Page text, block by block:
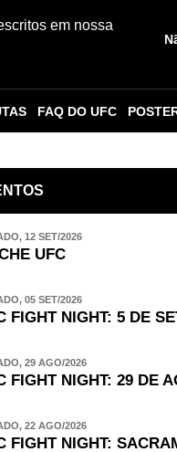
em nossa
FAQ DO UFC
12 SET/2026
UFC
05 SET/2026
FIGHT NIGHT: 5 DE
29 AGO/2026
FIGHT NIGHT: 29 DE
22 AGO/2026
FIGHT NIGHT: